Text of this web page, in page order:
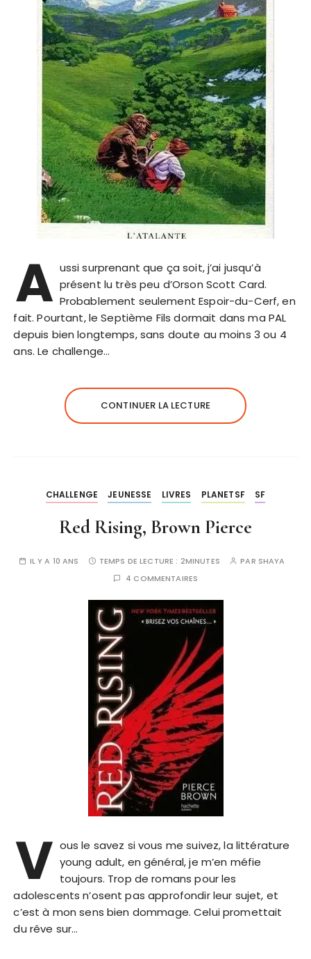
A ussi surprenant que ça soit, j’ai jusqu’à
présent lu très peu d’Orson Scott Card.
Probablement seulement Espoir-du-Cerf, en
fait. Pourtant, le Septième Fils dormait dans ma PAL
depuis bien longtemps, sans doute au moins 3 ou 4
ans. Le challenge…
CONTINUER LA LECTURE
CHALLENGE JEUNESSE LIVRES PLANETSF SF
Red Rising, Brown Pierce
IL Y A 10 ANS TEMPS DE LECTURE : 2MINUTES PAR SHAYA
4 COMMENTAIRES
V ous le savez si vous me suivez, la littérature
young adult, en général, je m’en méfie
toujours. Trop de romans pour les
adolescents n’osent pas approfondir leur sujet, et
c’est à mon sens bien dommage. Celui promettait
du rêve sur…